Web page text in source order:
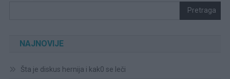
Pretraga
NAJNOVIJE
Šta je diskus hernija i kak0 se leči